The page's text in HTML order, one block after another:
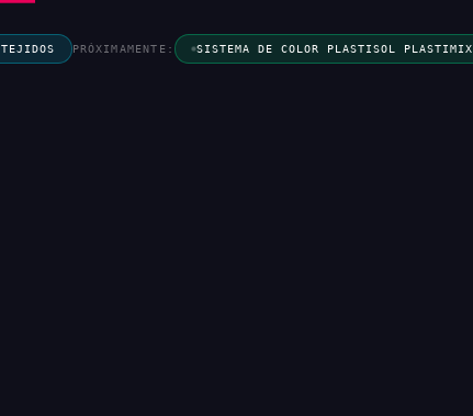
TEJIDOS PRÓXIMAMENTE: SISTEMA DE COLOR PLASTISOL PLASTIMIX